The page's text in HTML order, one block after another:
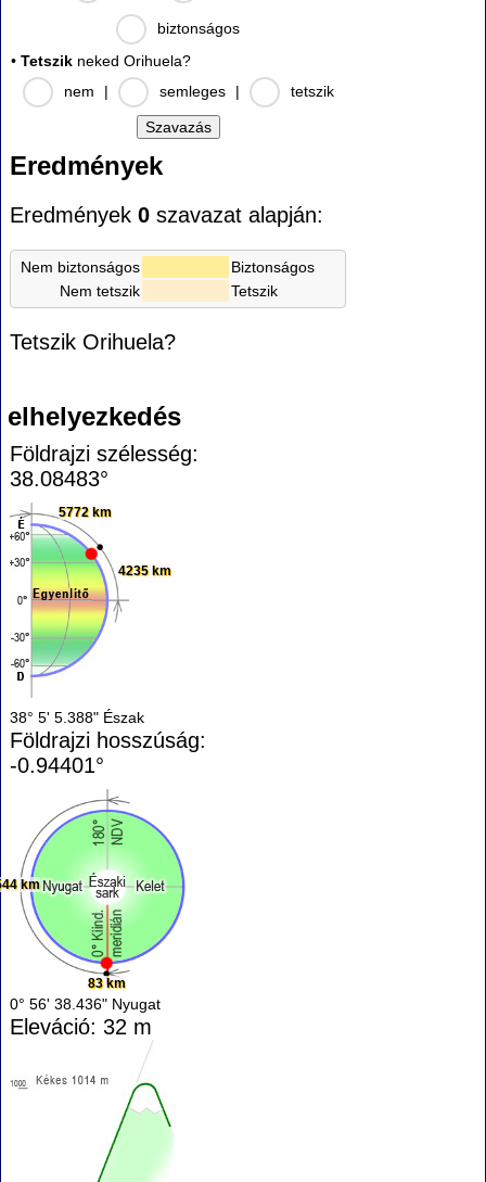
biztonságos
• Tetszik neked Orihuela?
nem
| semleges | tetszik
Eredmények
Eredmények 0 szavazat alapján:
Nem biztonságos
Biztonságos
Nem tetszik
Tetszik
Tetszik Orihuela?
elhelyezkedés
Földrajzi szélesség:
38.08483°
5772 km
4235 km
38° 5' 5.388" Észak
Földrajzi hosszúság:
-0.94401°
83 km
km
0° 56' 38.436" Nyugat
Eleváció: 32 m